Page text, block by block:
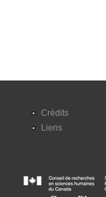
Crédits
Liens